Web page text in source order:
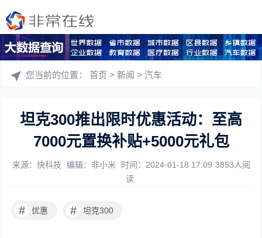
您当前的位置：首页 >新闻 >汽车
坦克300推出限时优惠活动：至高
7000元置换补贴+5000元礼包
来源：快科技 编辑：非小米 时间：2024-01-18 17:09 3853人阅
读
# 优惠 # 坦克300